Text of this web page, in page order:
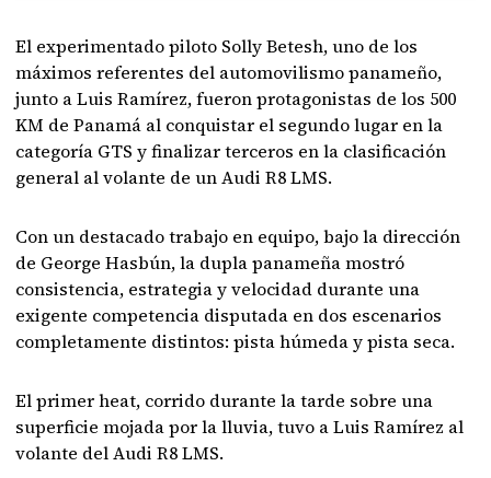
El experimentado piloto Solly Betesh, uno de los
máximos referentes del automovilismo panameño,
junto a Luis Ramírez, fueron protagonistas de los 500
KM de Panamá al conquistar el segundo lugar en la
categoría GTS y finalizar terceros en la clasificación
general al volante de un Audi R8 LMS.
Con un destacado trabajo en equipo, bajo la dirección
de George Hasbún, la dupla panameña mostró
consistencia, estrategia y velocidad durante una
exigente competencia disputada en dos escenarios
completamente distintos: pista húmeda y pista seca.
El primer heat, corrido durante la tarde sobre una
superficie mojada por la lluvia, tuvo a Luis Ramírez al
volante del Audi R8 LMS.